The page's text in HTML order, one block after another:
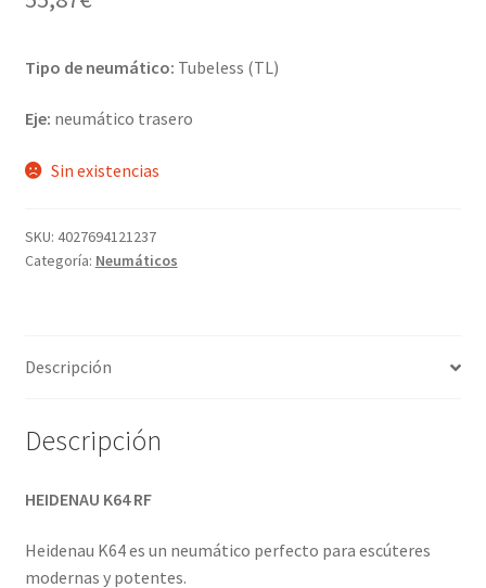
Tipo de neumático: Tubeless (TL)
Eje: neumático trasero
Sin existencias
SKU: 4027694121237
Categoría: Neumáticos
Descripción
Descripción
HEIDENAU K64 RF
Heidenau K64 es un neumático perfecto para escúteres
modernas y potentes.